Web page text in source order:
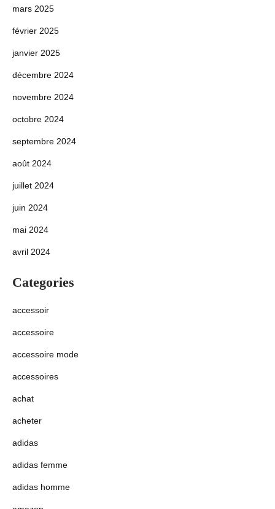
mars 2025
février 2025
janvier 2025
décembre 2024
novembre 2024
octobre 2024
septembre 2024
août 2024
juillet 2024
juin 2024
mai 2024
avril 2024
Categories
accessoir
accessoire
accessoire mode
accessoires
achat
acheter
adidas
adidas femme
adidas homme